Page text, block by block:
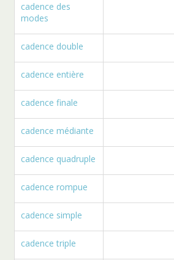
cadence des
modes
cadence double
cadence entière
cadence finale
cadence médiante
cadence quadruple
cadence rompue
cadence simple
cadence triple